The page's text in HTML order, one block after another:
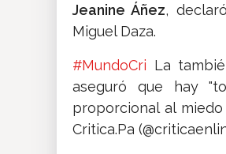
Jeanine Áñez,
Miguel Daza.
#MundoCri La
aseguró que hay
proporcional al
Critica.Pa